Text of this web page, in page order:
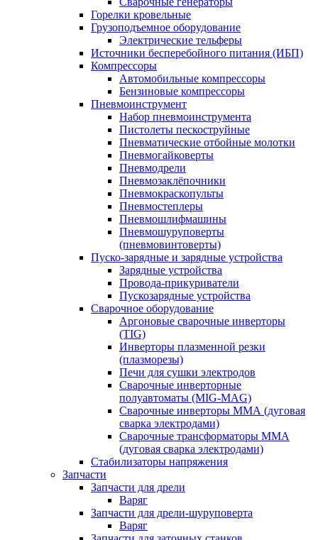
Горелки кровельные
Грузоподъемное оборудование
Электрические тельферы
Источники бесперебойного питания (ИБП)
Компрессоры
Автомобильные компрессоры
Бензиновые компрессоры
Пневмоинструмент
Набор пневмоинструмента
Пистолеты пескоструйные
Пневматические отбойные молотки
Пневмогайковерты
Пневмодрели
Пневмозаклёпочники
Пневмокраскопульты
Пневмостеплеры
Пневмошлифмашины
Пневмошуруповерты
(пневмовинтоверты)
Пуско-зарядные и зарядные устройства
Зарядные устройства
Провода-прикуриватели
Пускозарядные устройства
Сварочное оборудование
Аргоновые сварочные инверторы
(TIG)
Инверторы плазменной резки
(плазморезы)
Печи для сушки электродов
Сварочные инверторные
полуавтоматы (MIG-MAG)
Сварочные инверторы ММА (дуговая
сварка электродами)
Сварочные трансформаторы ММА
(дуговая сварка электродами)
Стабилизаторы напряжения
Запчасти
Запчасти для дрели
Варяг
Запчасти для дрели-шуруповерта
Варяг